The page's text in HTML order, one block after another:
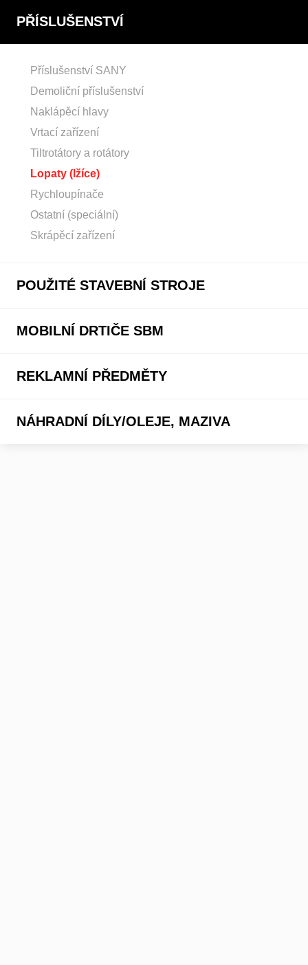
PŘÍSLUŠENSTVÍ
Příslušenství SANY
Demoliční příslušenství
Naklápěcí hlavy
Vrtací zařízení
Tiltrotátory a rotátory
Lopaty (lžíce)
Rychloupínače
Ostatní (speciální)
Skrápěcí zařízení
POUŽITÉ STAVEBNÍ STROJE
MOBILNÍ DRTIČE SBM
REKLAMNÍ PŘEDMĚTY
NÁHRADNÍ DÍLY/OLEJE, MAZIVA